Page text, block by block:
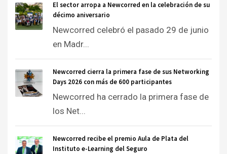
El sector arropa a Newcorred en la celebración de su
décimo aniversario
Newcorred celebró el pasado 29 de junio
en Madr...
Newcorred cierra la primera fase de sus Networking
Days 2026 con más de 600 participantes
Newcorred ha cerrado la primera fase de
los Net...
Newcorred recibe el premio Aula de Plata del
Instituto e-Learning del Seguro